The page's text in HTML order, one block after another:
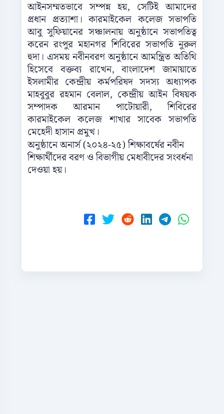
আইনসম্মতভাবে সম্পন্ন হয়, সেটিই আমাদের
প্রধান প্রত্যাশা। কারমাইকেল কলেজ সভাপতি
আবু সুফিয়ানের সঞ্চালনায় অনুষ্ঠানে সভাপতিত্ব
করেন রংপুর মহানগর শিবিরের সভাপতি নুরুল
হুদা। এসময় নবীনবরণ অনুষ্ঠানে আমন্ত্রিত অতিথি
হিসেবে বক্তব্য রাখেন, বাংলাদেশ জামায়াতে
ইসলামীর কেন্দ্রীয় কর্মপরিষদ সদস্য অধ্যাপক
মাহবুবুর রহমান বেলাল, কেন্দ্রীয় আইন বিষয়ক
সম্পাদক আরমান পাটোয়ারী, শিবিরের
কারমাইকেল কলেজ শাখার সাবেক সভাপতি
মেহেদী হাসান প্রমুখ।
অনুষ্ঠানে অনার্স (২০২৪-২৫) শিক্ষাবর্ষের নবীন
শিক্ষার্থীদের বরণ ও বিভাগীয় মেধাবীদের সংবর্ধনা
দেওয়া হয়।